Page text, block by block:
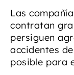
Las
contratan
persiguen
accidentes
posible para